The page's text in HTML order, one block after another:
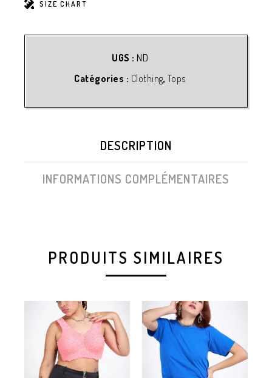
SIZE CHART
UGS : ND
Catégories : Clothing, Tops
DESCRIPTION
INFORMATIONS COMPLÉMENTAIRES
PRODUITS SIMILAIRES